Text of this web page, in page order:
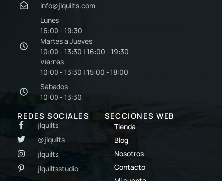
info@jlquilts.com
Lunes
16:00 - 19:30
Martes a Jueves
10:00 - 13:30 | 16:00 - 19:30
Viernes
10:00 - 13:30 | 15:00 - 18:00
Sábados
10:00 - 13:30
REDES SOCIALES
jlquilts
@jlquilts
jlquilts
jlquiltsstudio
SECCIONES WEB
Tienda
Blog
Nosotros
Contacto